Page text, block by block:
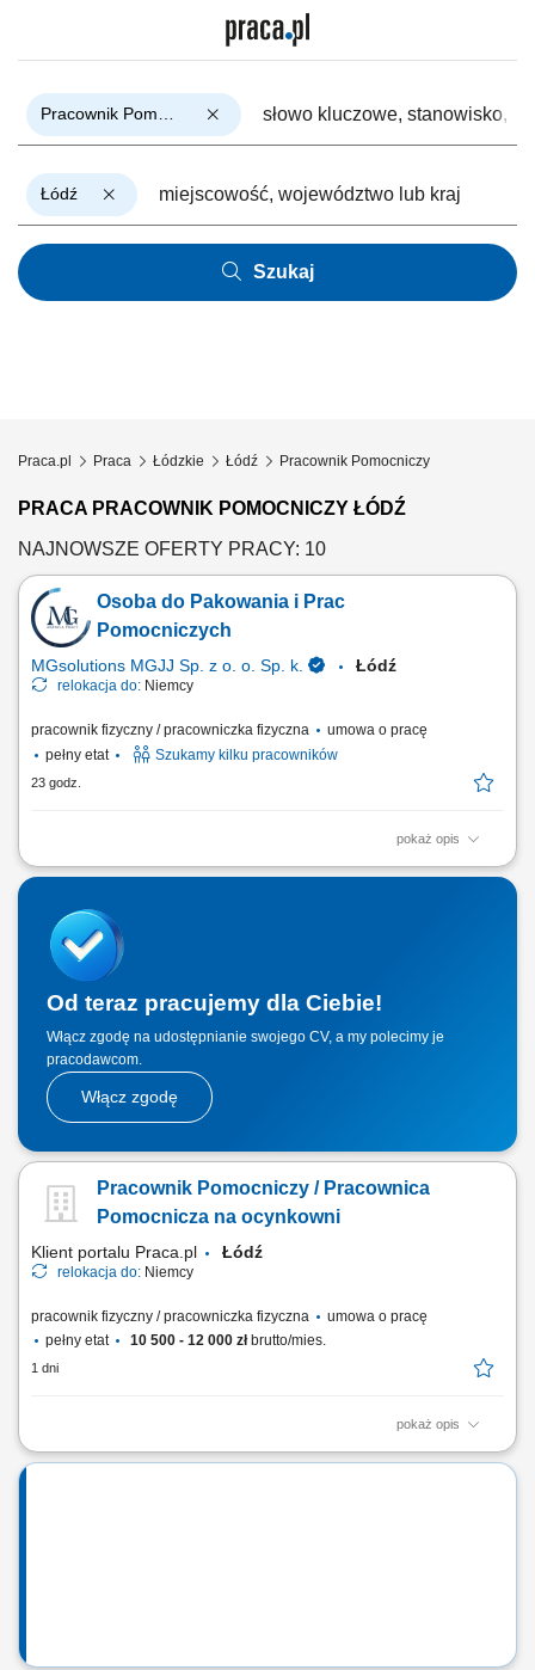
Łódź
Szukaj
Praca.pl Praca Łódzkie Łódź Pracownik Pomocniczy
PRACA PRACOWNIK POMOCNICZY ŁÓDŹ
NAJNOWSZE OFERTY PRACY: 10
Osoba do Pakowania i Prac
Pomocniczych
MGsolutions MGJJ Sp. z o. o. Sp. k. Łódź
relokacja do: Niemcy
pracownik fizyczny / pracowniczka fizyczna
umowa o pracę
pełny etat
Szukamy kilku pracowników
23 godz.
pokaż opis
Opis stanowiska Zabezpieczanie oraz ręczne pakowanie różnorodnych
sortowanie oraz przygotowywanie gotowych paczek do dalszego
transportu. Wykonywanie prostych, bieżących prac fizycznych na terenie
nowoczesnego centrum logistycznego.
Od teraz pracujemy dla Ciebie!
Włącz zgodę na udostępnianie swojego CV, a my polecimy je
pracodawcom.
Włącz zgodę
Pracownik Pomocniczy / Pracownica
Pomocnicza na ocynkowni
Klient portalu Praca.pl Łódź
relokacja do: Niemcy
pracownik fizyczny / pracowniczka fizyczna
umowa o pracę
pełny etat
10 500 - 12 000 złbrutto/mies.
1 dni
pokaż opis
Zawieszanie oraz ściąganie różnorodnych elementów metalowych przy